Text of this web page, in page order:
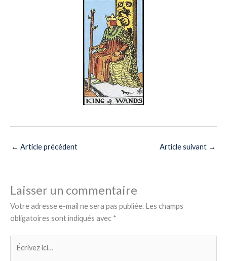
← Article précédent Article suivant →
Laisser un commentaire
Votre adresse e-mail ne sera pas publiée. Les champs
obligatoires sont indiqués avec *
ici…